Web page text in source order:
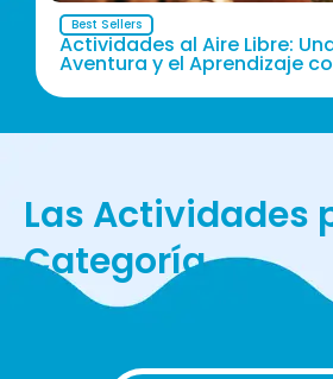
Best Sellers
Actividades al Aire Libre:
Aventura y el Aprendizaje
Las Actividades
Categoría